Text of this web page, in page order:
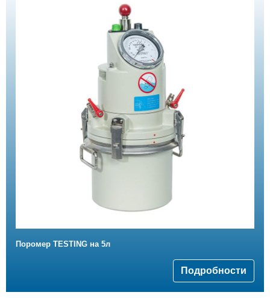
Поромер TESTING на 5л
Подробности